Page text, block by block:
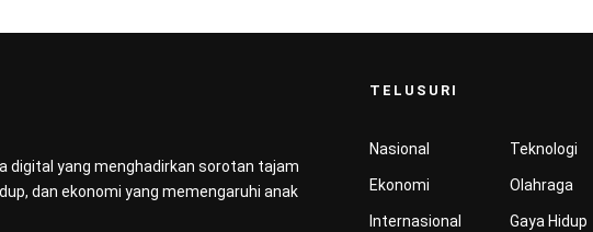
digital yang menghadirkan sorotan tajam
dan ekonomi yang memengaruhi anak
TELUSURI
Nasional
Ekonomi
Internasional
Teknologi
Olahraga
Gaya Hidup